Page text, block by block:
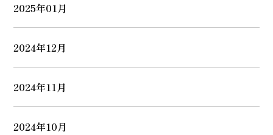
2025年01月
2024年12月
2024年11月
2024年10月